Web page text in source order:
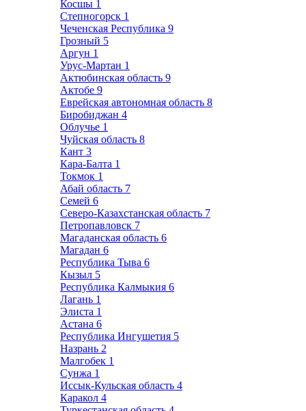
Косшы 1
Степногорск 1
Чеченская Республика 9
Грозный 5
Аргун 1
Урус-Мартан 1
Актюбинская область 9
Актобе 9
Еврейская автономная область 8
Биробиджан 4
Облучье 1
Чуйская область 8
Кант 3
Кара-Балта 1
Токмок 1
Абай область 7
Семей 6
Северо-Казахстанская область 7
Петропавловск 7
Магаданская область 6
Магадан 6
Республика Тыва 6
Кызыл 5
Республика Калмыкия 6
Лагань 1
Элиста 1
Астана 6
Республика Ингушетия 5
Назрань 2
Малгобек 1
Сунжа 1
Иссык-Кульская область 4
Каракол 4